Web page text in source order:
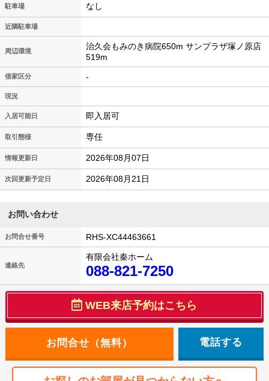
駐車場 なし
近隣駐車場
周辺環境
治久会もみのき病院650m サンプラザ塚ノ原店
519m
借家区分 -
現況
入居可能日 即入居可
取引態様 専任
情報更新日 2026年08月07日
次回更新予定日 2026年08月21日
お問い合わせ
お問合せ番号 RHS-XC44463661
連絡先
有限会社秦ホーム
088-821-7250
WEB来店予約はこちら
電話する